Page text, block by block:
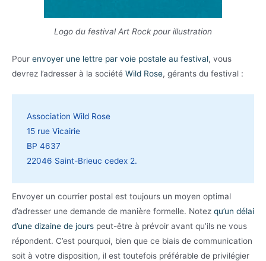
Logo du festival Art Rock pour illustration
Pour envoyer une lettre par voie postale au festival, vous
devrez l’adresser à la société Wild Rose, gérants du festival :
Association Wild Rose
15 rue Vicairie
BP 4637
22046 Saint-Brieuc cedex 2.
Envoyer un courrier postal est toujours un moyen optimal
d’adresser une demande de manière formelle. Notez qu’un délai
d’une dizaine de jours peut-être à prévoir avant qu’ils ne vous
répondent. C’est pourquoi, bien que ce biais de communication
soit à votre disposition, il est toutefois préférable de privilégier